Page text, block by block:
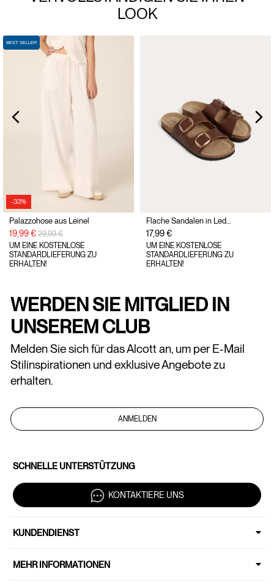
LOOK
-33%
BEST SELLER
Palazzohose aus Leinel
19,99 € Preisreduzierung von
29,99 €auf
UM EINE KOSTENLOSE
STANDARDLIEFERUNG ZU
ERHALTEN!
17,99 €
UM EINE KOSTENLOSE
STANDARDLIEFERUNG ZU
ERHALTEN!
WERDEN SIE MITGLIED IN
UNSEREM CLUB
Melden Sie sich für das Alcott an, um per E-Mail
Stilinspirationen und exklusive Angebote zu
erhalten.
ANMELDEN
SCHNELLE UNTERSTÜTZUNG
KONTAKTIERE UNS
KUNDENDIENST
MEHR INFORMATIONEN